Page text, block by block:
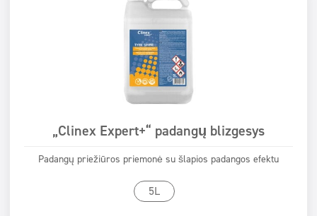
„Clinex Expert+“ padangų blizgesys
Padangų priežiūros priemonė su šlapios padangos efektu
5L